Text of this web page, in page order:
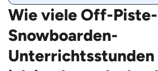
Wie viele Off-Piste-
Snowboarden-